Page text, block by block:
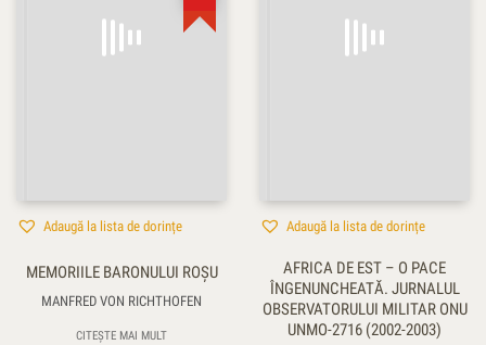
Adaugă la lista de dorințe
MEMORIILE BARONULUI ROŞU
MANFRED VON RICHTHOFEN
CITEȘTE MAI MULT
Adaugă la lista de dorințe
AFRICA DE EST – O PACE
ÎNGENUNCHEATĂ. JURNALUL
OBSERVATORULUI MILITAR ONU
UNMO-2716 (2002-2003)